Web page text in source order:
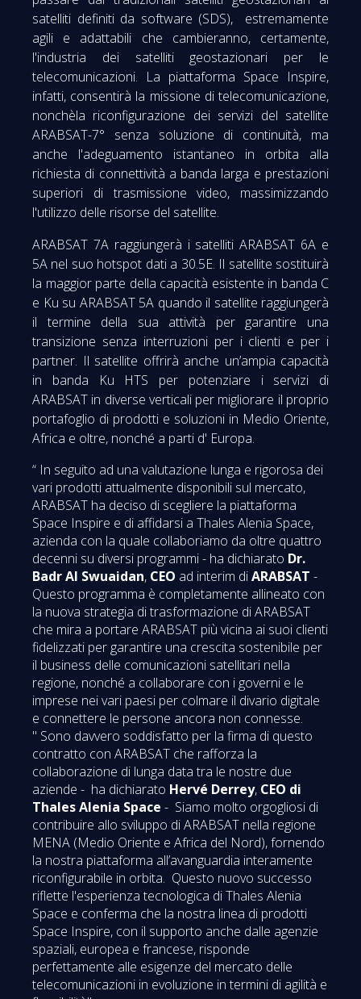
satelliti definiti da software (SDS), estremamente
agili e adattabili che cambieranno, certamente,
l'industria dei satelliti geostazionari per le
telecomunicazioni. La piattaforma Space Inspire,
infatti, consentirà la missione di telecomunicazione,
nonchèla riconfigurazione dei servizi del satellite
ARABSAT-7° senza soluzione di continuità, ma
anche l'adeguamento istantaneo in orbita alla
richiesta di connettività a banda larga e prestazioni
superiori di trasmissione video, massimizzando
l'utilizzo delle risorse del satellite.
ARABSAT 7A raggiungerà i satelliti ARABSAT 6A e
5A nel suo hotspot dati a 30.5E. Il satellite sostituirà
la maggior parte della capacità esistente in banda C
e Ku su ARABSAT 5A quando il satellite raggiungerà
il termine della sua attività per garantire una
transizione senza interruzioni per i clienti e per i
partner. Il satellite offrirà anche un’ampia capacità
in banda Ku HTS per potenziare i servizi di
ARABSAT in diverse verticali per migliorare il proprio
portafoglio di prodotti e soluzioni in Medio Oriente,
Africa e oltre, nonché a parti d' Europa.
“ In seguito ad una valutazione lunga e rigorosa dei
vari prodotti attualmente disponibili sul mercato,
ARABSAT ha deciso di scegliere la piattaforma
Space Inspire e di affidarsi a Thales Alenia Space,
azienda con la quale collaboriamo da oltre quattro
decenni su diversi programmi - ha dichiarato Dr.
Badr Al Swuaidan, CEO ad interim diARABSAT -
Questo programma è completamente allineato con
la nuova strategia di trasformazione di ARABSAT
che mira a portare ARABSAT più vicina ai suoi clienti
fidelizzati per garantire una crescita sostenibile per
il business delle comunicazioni satellitari nella
regione, nonché a collaborare con i governi e le
imprese nei vari paesi per colmare il divario digitale
e connettere le persone ancora non connesse.
" Sono davvero soddisfatto per la firma di questo
contratto con ARABSAT che rafforza la
collaborazione di lunga data tra le nostre due
aziende - ha dichiarato Hervé Derrey, CEO di
Thales Alenia Space - Siamo molto orgogliosi di
contribuire allo sviluppo di ARABSAT nella regione
MENA (Medio Oriente e Africa del Nord), fornendo
la nostra piattaforma all’avanguardia interamente
riconfigurabile in orbita. Questo nuovo successo
riflette l'esperienza tecnologica di Thales Alenia
Space e conferma che la nostra linea di prodotti
Space Inspire, con il supporto anche dalle agenzie
spaziali, europea e francese, risponde
perfettamente alle esigenze del mercato delle
telecomunicazioni in evoluzione in termini di agilità e